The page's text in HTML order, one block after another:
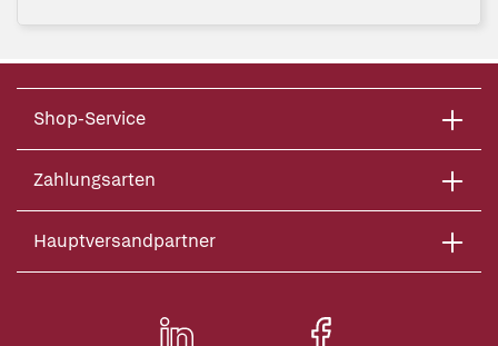
Shop-Service
Zahlungsarten
Hauptversandpartner